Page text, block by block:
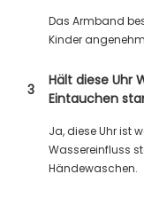
Das Armband
Kinder
3
Hält diese Uhr
Eintauchen
Ja, diese Uhr ist
Wassereinfluss
Händewaschen.